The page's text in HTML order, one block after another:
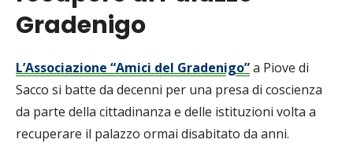
Gradenigo
L’Associazione “Amici del Gradenigo”a Piove di
Sacco si batte da decenni per una presa di coscienza
da parte della cittadinanza e delle istituzioni volta a
recuperare il palazzo ormai disabitato da anni.